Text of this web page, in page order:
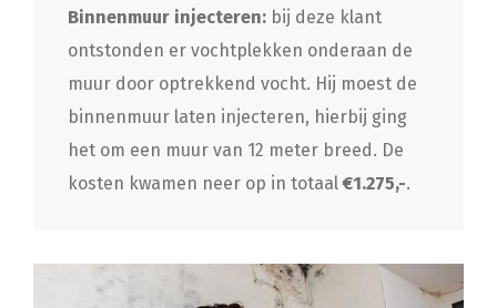
Binnenmuur injecteren: bij deze klant
ontstonden er vochtplekken onderaan de
muur door optrekkend vocht. Hij moest de
binnenmuur laten injecteren, hierbij ging
het om een muur van 12 meter breed. De
kosten kwamen neer op in totaal€1.275,-.